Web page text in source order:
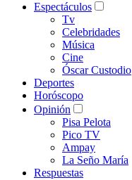
Espectáculos
Tv
Celebridades
Música
Cine
Óscar Custodio
Deportes
Horóscopo
Opinión
Pisa Pelota
Pico TV
Ampay
La Seño María
Respuestas